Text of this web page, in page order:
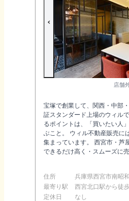
店舗
宝塚で創業して、関西・中部
証スタンダード上場のウィル
るポイントは、「買いたい人
ぶこと。 ウィル不動産販売に
集まっています。 西宮市・芦
できるだけ高く・スムーズに売
住所
兵庫県西宮市南昭
最寄り駅
西宮北口駅から徒
定休日
なし